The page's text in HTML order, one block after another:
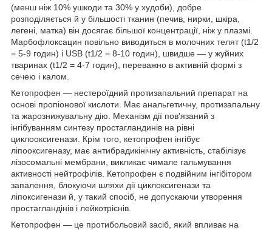
(менш ніж 10% ушкоди та 30% у худоби), добре
розподіляється й у більшості тканин (печив, нирки, шкіра,
легені, матка) він досягає більшої концентрації, ніж у плазмі.
Марбофлоксацин повільно виводиться в молочних телят (t1/2
= 5-9 годин) і USB (t1/2 = 8-10 годин), швидше — у жуйних
тваринах (t1/2 = 4-7 годин), переважно в активній формі з
сечею і калом.
Кетопрофен — нестероїдний протизапальний препарат на
основі пропіонової кислоти. Має анальгетичну, протизапальну
та жарознижувальну дію. Механізм дії пов'язаний з
інгібуванням синтезу простагландинів на рівні
циклооксигенази. Крім того, кетопрофен інгібує
ліпооксигеназу, має антибрадикінічну активність, стабілізує
лізосомальні мембрани, викликає чимале гальмування
активності нейтрофілів. Кетопрофен є подвійним інгібітором
запалення, блокуючи шляхи дії циклоксигенази та
ліпоксигенази й, у такий спосіб, не допускаючи утворення
простагландінів і лейкотрієнів.
Кетопрофен — це протибольовий засіб, який впливає на